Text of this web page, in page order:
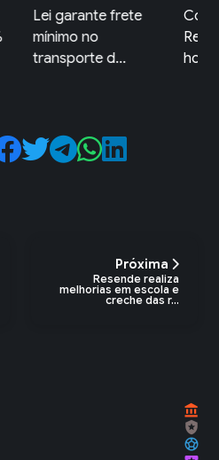
Lei garante frete
mínimo no
transporte d...
Próxima
Resende realiza
melhorias em escola e
creche das r...
account_balance
local_police
sports_soccer